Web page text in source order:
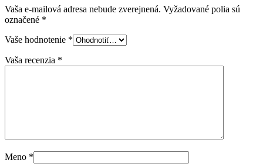
Vaša e-mailová adresa nebude zverejnená. Vyžadované polia sú
označené *
Vaše hodnotenie *
Vaša recenzia *
Meno *